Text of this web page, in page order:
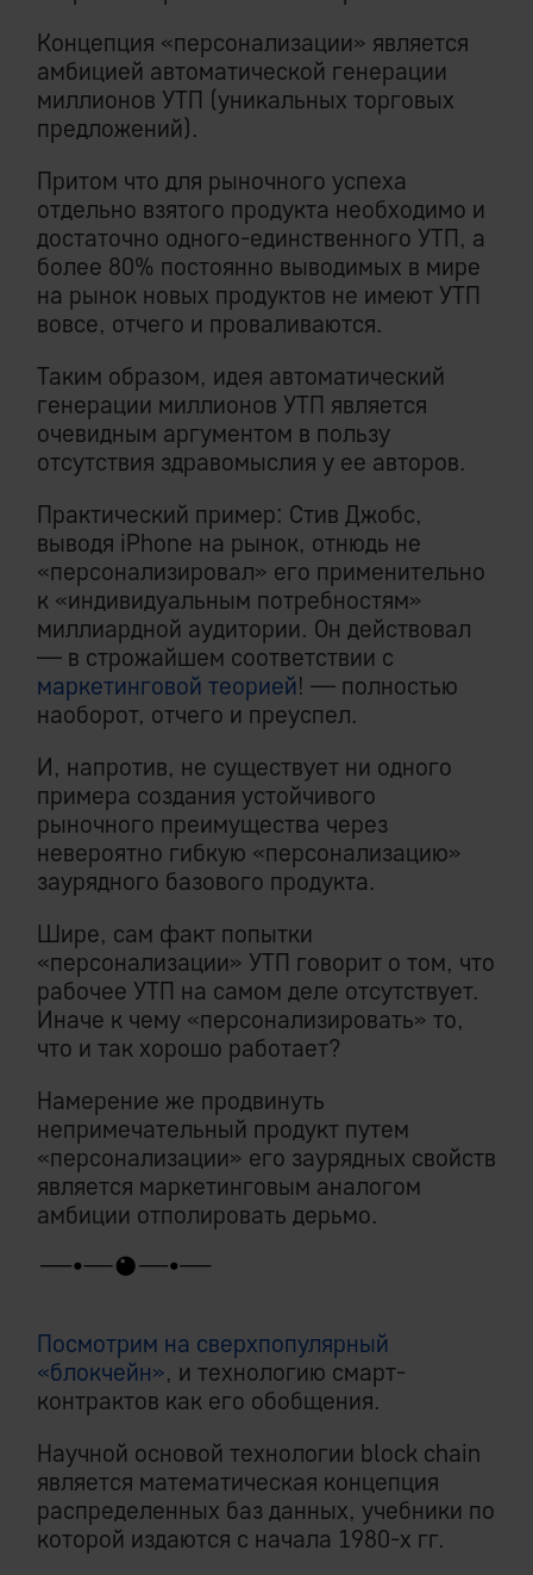
Концепция «персонализации» является
амбицией автоматической генерации
миллионов УТП (уникальных торговых
предложений).
Притом что для рыночного успеха
отдельно взятого продукта необходимо и
достаточно одного-единственного УТП, а
более 80% постоянно выводимых в мире
на рынок новых продуктов не имеют УТП
вовсе, отчего и проваливаются.
Таким образом, идея автоматический
генерации миллионов УТП является
очевидным аргументом в пользу
отсутствия здравомыслия у ее авторов.
Практический пример: Стив Джобс,
выводя iPhone на рынок, отнюдь не
«персонализировал» его применительно
к «индивидуальным потребностям»
миллиардной аудитории. Он действовал
— в строжайшем соответствии с
маркетинговой теорией! — полностью
наоборот, отчего и преуспел.
И, напротив, не существует ни одного
примера создания устойчивого
рыночного преимущества через
невероятно гибкую «персонализацию»
заурядного базового продукта.
Шире, сам факт попытки
«персонализации» УТП говорит о том, что
рабочее УТП на самом деле отсутствует.
Иначе к чему «персонализировать» то,
что и так хорошо работает?
Намерение же продвинуть
непримечательный продукт путем
«персонализации» его заурядных свойств
является маркетинговым аналогом
амбиции отполировать дерьмо.
Посмотрим на сверхпопулярный
«блокчейн», и технологию смарт-
контрактов как его обобщения.
Научной основой технологии block chain
является математическая концепция
распределенных баз данных, учебники по
которой издаются с начала 1980-х гг.